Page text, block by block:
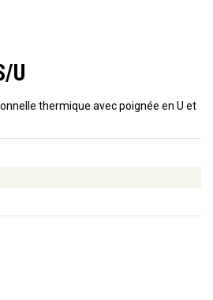
U
thermique avec poignée en U et